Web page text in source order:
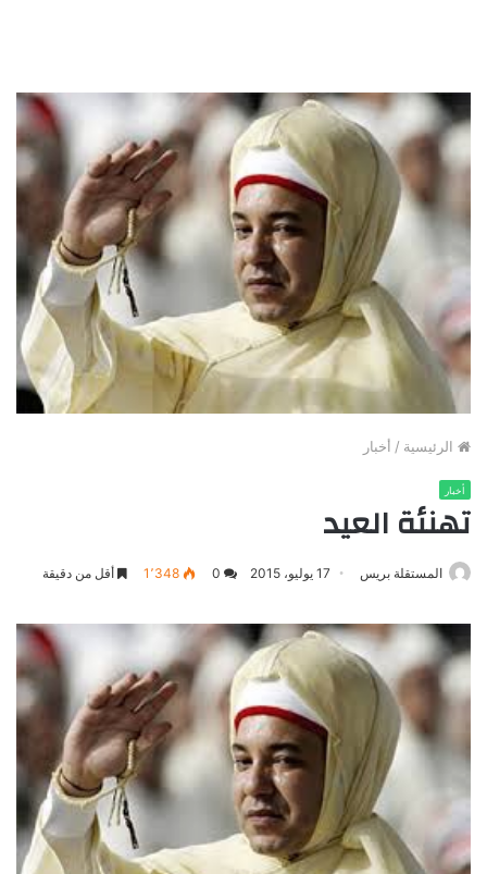
الرئيسية / أخبار
أخبار
تهنئة العيد
المستقلة بريس 17 يوليو، 2015 0 1٬348 أقل من دقيقة